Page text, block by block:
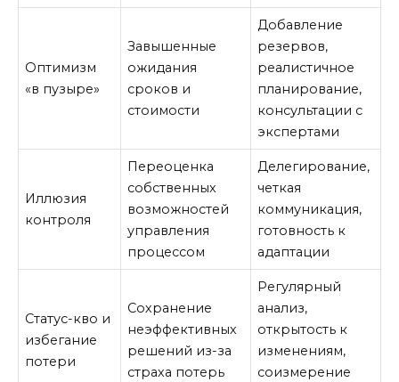
Оптимизм
«в пузыре»
Завышенные
ожидания
сроков и
стоимости
Добавление
резервов,
реалистичное
планирование,
консультации с
экспертами
Иллюзия
контроля
Переоценка
собственных
возможностей
управления
процессом
Делегирование,
четкая
коммуникация,
готовность к
адаптации
Статус-кво и
избегание
потери
Сохранение
неэффективных
решений из-за
страха потерь
Регулярный
анализ,
открытость к
изменениям,
соизмерение